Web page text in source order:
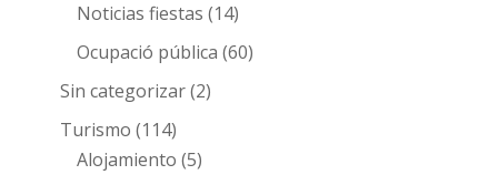
Noticias fiestas (14)
Ocupació pública (60)
Sin categorizar(2)
Turismo (114)
Alojamiento (5)